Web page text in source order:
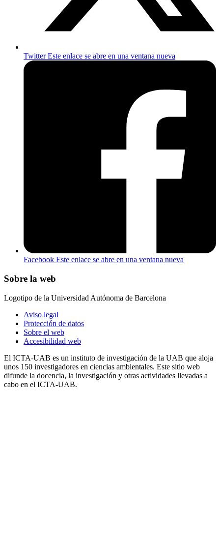
TwitterEste enlace se abre en una ventana nueva
Facebook Este enlace se abre en una ventana nueva
Sobre la web
Logotipo de la Universidad Autónoma de Barcelona
Aviso legal
Protección de datos
Sobre el web
Accesibilidad web
El ICTA-UAB es un instituto de investigación de la UAB que aloja
unos 150 investigadores en ciencias ambientales. Este sitio web
difunde la docencia, la investigación y otras actividades llevadas a
cabo en el ICTA-UAB.